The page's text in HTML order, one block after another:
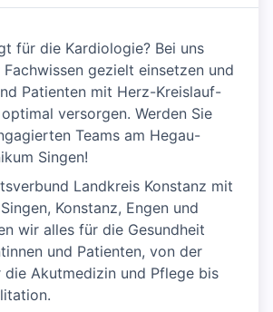
für die Kardiologie? Bei uns
Fachwissen gezielt einsetzen und
Patienten mit Herz-Kreislauf-
versorgen. Werden Sie
Teams am Hegau-
Singen!
Landkreis Konstanz mit
Konstanz, Engen und
wir alles für die Gesundheit
und Patienten, von der
die Akutmedizin und Pflege bis